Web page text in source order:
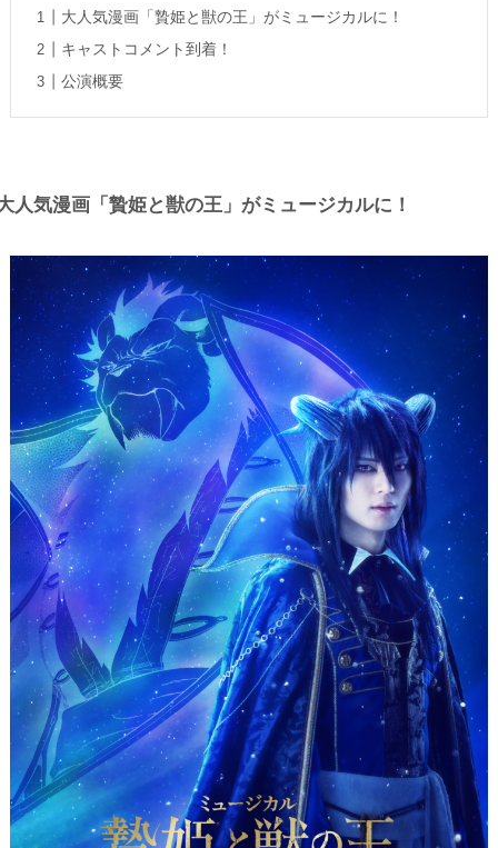
大人気漫画「贄姫と獣の王」がミュージカルに！
キャストコメント到着！
公演概要
人気漫画「贄姫と獣の王」がミュージカルに！